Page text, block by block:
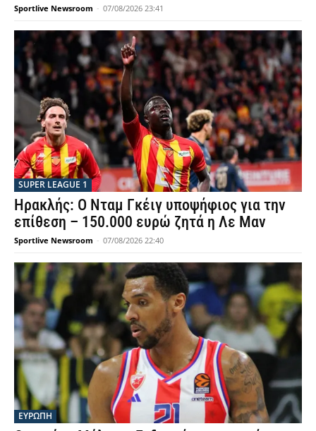
Sportlive Newsroom - 07/08/2026 23:41
SUPER LEAGUE 1
Ηρακλής: Ο Νταμ Γκέιγ υποψήφιος για την
επίθεση – 150.000 ευρώ ζητά η Λε Μαν
Sportlive Newsroom - 07/08/2026 22:40
ΕΥΡΩΠΗ